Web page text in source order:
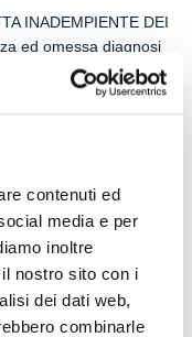
contenuti ed
media e per
inoltre
nostro sito con i
dei dati web,
combinarle
INADEMPIENTE DEI
ed omessa diagnosi
CASA FAMILIARE
IL CRITERIO